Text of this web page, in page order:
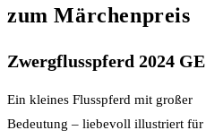
zum Märchenpreis
Zwergflusspferd 2024 GE
Ein kleines Flusspferd mit großer
Bedeutung – liebevoll illustriert für